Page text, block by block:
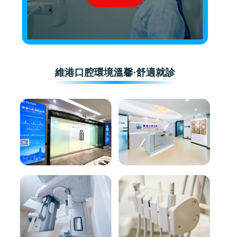
維港口腔環境溫馨·舒適就診